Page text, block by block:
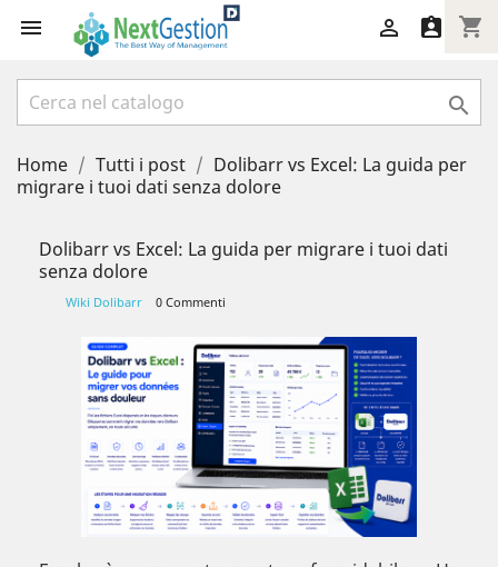
 shopping_cart
 

Home Tutti i post
Dolibarr vs Excel: La guida per
migrare i tuoi dati senza dolore
Dolibarr vs Excel: La guida per migrare i tuoi dati
senza dolore
Wiki Dolibarr 0 Commenti